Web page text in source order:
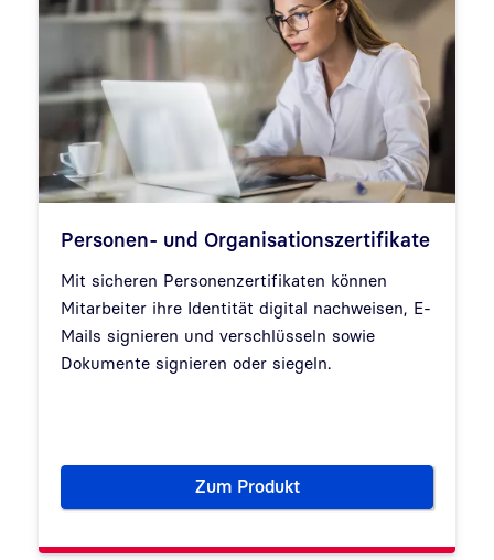
Personen- und Organisationszertifikate
Mit sicheren Personenzertifikaten können
Mitarbeiter ihre Identität digital nachweisen, E-
Mails signieren und verschlüsseln sowie
Dokumente signieren oder siegeln.
Zum ProduktPersonen- und